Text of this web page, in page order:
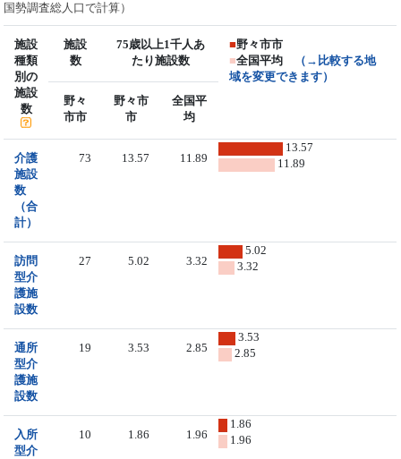
国勢調査総人口で計算）
施設
種類
別の
施設
数
施設
数
75歳以上1千人あ
たり施設数
■野々市市
■全国平均
（→比較する地
域を変更できます）
野々
市市
野々市
市
全国平
均
介護
施設
数
（合
計）
73 13.57 11.89
13.57
11.89
訪問
型介
護施
設数
27 5.02 3.32
5.02
3.32
通所
型介
護施
設数
19 3.53 2.85
3.53
2.85
入所
型介
10 1.86 1.96
1.86
1.96